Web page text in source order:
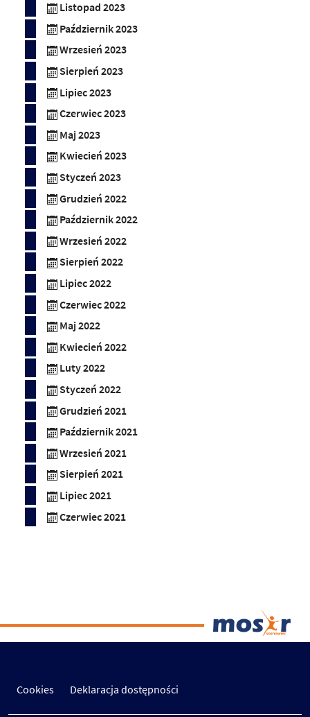
Listopad 2023
Październik 2023
Wrzesień 2023
Sierpień 2023
Lipiec 2023
Czerwiec 2023
Maj 2023
Kwiecień 2023
Styczeń 2023
Grudzień 2022
Październik 2022
Wrzesień 2022
Sierpień 2022
Lipiec 2022
Czerwiec 2022
Maj 2022
Kwiecień 2022
Luty 2022
Styczeń 2022
Grudzień 2021
Październik 2021
Wrzesień 2021
Sierpień 2021
Lipiec 2021
Czerwiec 2021
Cookies Deklaracja dostępności